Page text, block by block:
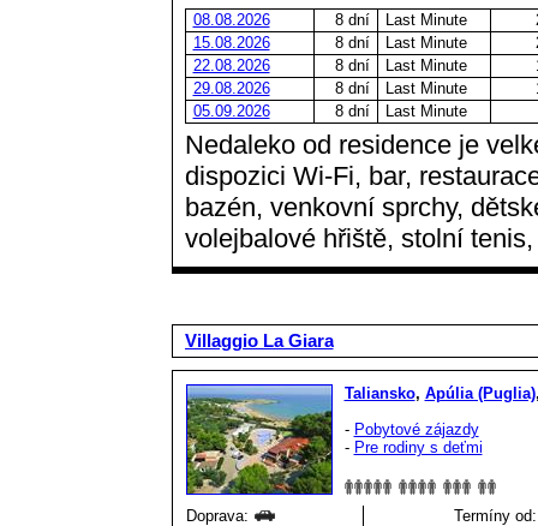
08.08.2026 8 dní Last Minute
15.08.2026
8 dní Last Minute
22.08.2026
8 dní Last Minute
29.08.2026
8 dní Last Minute
05.09.2026
8 dní Last Minute
Nedaleko od residence je
dispozici Wi-Fi, bar,
bazén, venkovní sprchy,
volejbalové hřiště, stolní
Villaggio La Giara
Taliansko, Apúlia (Puglia)
- Pobytové zájazdy
- Pre rodiny s deťmi
Doprava: Termíny